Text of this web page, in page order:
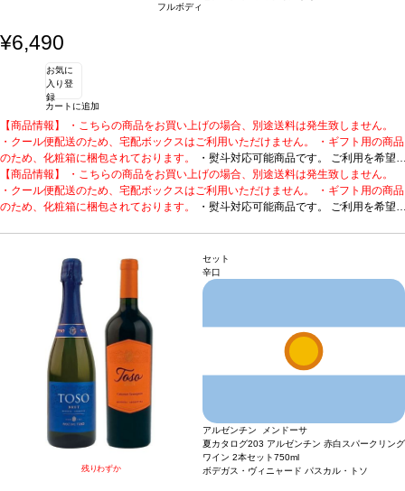
い酸味を感じ、澱といっしょの熟成によりテクスチャーは
フルボディ
¥6,490
お気に
入り登
録
カートに追加
【商品情報】 ・こちらの商品をお買い上げの場合、別途送料は発生致しません。
・クール便配送のため、宅配ボックスはご利用いただけません。 ・ギフト用の商品
のため、化粧箱に梱包されております。
・熨斗対応可能商品です。 ご利用を希望
される場合、ご注文時コメント欄に熨斗をご希望の旨と「結び・上部表書き内容・
下部のお名入れ内容」の3つをご入力ください。無地熨斗の場合は、結びをご指定
のうえ「無地熨斗」とご記載ください。 ※熨斗をご希望の場合、作成作業のため最
ください。 ・下記ワインが1本含まれています。
しいクレマン。
JCB No.21 クレマン・ド・ブルゴーニュ ホワイト
エンスージアスト 90ポイント！
テイスティングノート
ーなアロマとアーモンドや花の香りを持つ。風味は豊かで、芳醇。フレッシュさと
フルーティーさの愛らしさを表現している。
【商品情報】 ・こちらの商品をお買い上げの場合、別途送料は発生致しません。
・クール便配送のため、宅配ボックスはご利用いただけません。 ・ギフト用の商品
のため、化粧箱に梱包されております。
・熨斗対応可能商品です。 ご利用を希望
のうえ「無地熨斗」とご記載ください。 ※熨斗をご希望の場合、作成作業のため最
短日出荷はお承り致しかねます。 必ず最短日から+1日後より配送指定日をご選択
ください。 もし最短日を選択された場合は、指定日翌日の配送となります。ご了承
ください。 ・下記ワインが1本含まれています。
しいクレマン。JCB No.21 クレマン・ド・ブルゴーニュ ホワイト
エンスージアスト 90ポイント！
フレッシュでフルーティ
ーなアロマとアーモンドや花の香りを持つ。風味は豊かで、芳醇。フレッシュさと
フルーティーさの愛らしさを表現している。
ピノ・ノワール、シャルド
残りわずか
セット
辛口
アルゼンチン メンドーサ
夏カタログ203 アルゼンチン 赤白スパークリング
ワイン 2本セット750ml
ボデガス・ヴィニャード パスカル・トソ